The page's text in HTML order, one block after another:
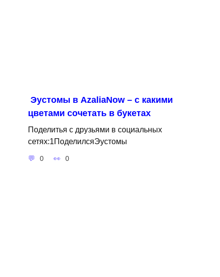
Эустомы в AzaliaNow – с какими
цветами сочетать в букетах
Поделитья с друзьями в социальных
сетях:1ПоделилсяЭустомы
0 0